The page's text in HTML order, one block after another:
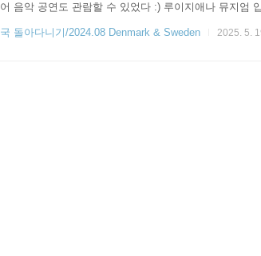
음악 공연도 관람할 수 있었다 :) 루이지애나 뮤지엄
뮤지엄에 들어서면 먼저 2층 규모의 커다란 기념품샵
돌아다니기/2024.08 Denmark & Sweden 2025. 5.